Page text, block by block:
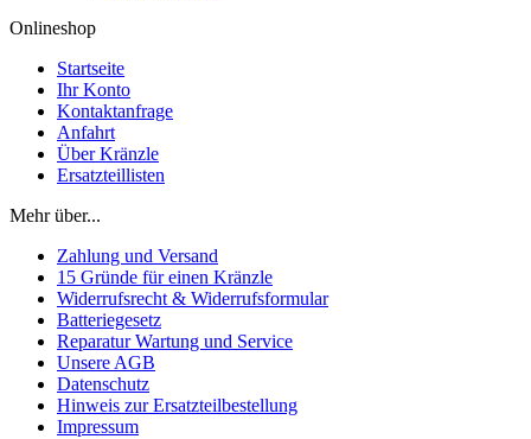
Onlineshop
Startseite
Ihr Konto
Kontaktanfrage
Anfahrt
Über Kränzle
Ersatzteillisten
Mehr über...
Zahlung und Versand
15 Gründe für einen Kränzle
Widerrufsrecht & Widerrufsformular
Batteriegesetz
Reparatur Wartung und Service
Unsere AGB
Datenschutz
Hinweis zur Ersatzteilbestellung
Impressum